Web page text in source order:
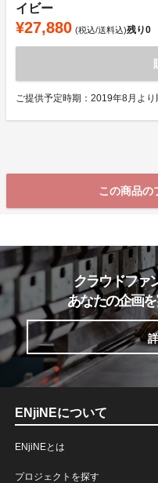
イビー
¥27,880 (税込/送料込)残り0
ご提供予定時期：2019年8月よ
この商品の
クラウドファ
あなたの企画
ENjiNEについて
ENjiNEとは
プロジェクトを探す